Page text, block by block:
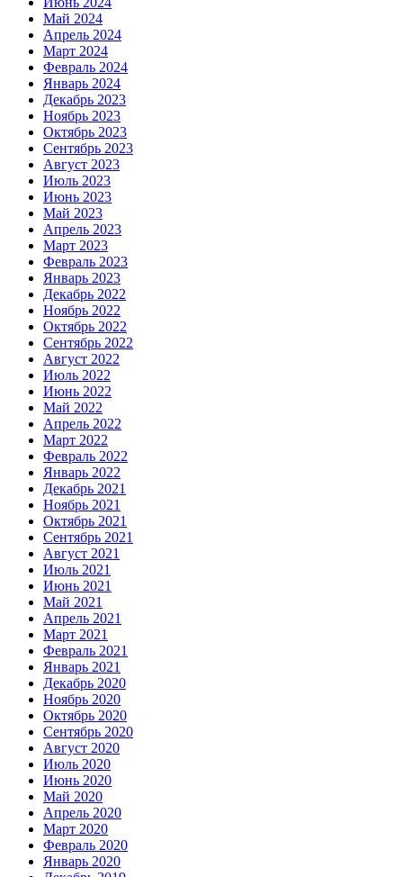
Май 2024
Апрель 2024
Март 2024
Февраль 2024
Январь 2024
Декабрь 2023
Ноябрь 2023
Октябрь 2023
Сентябрь 2023
Август 2023
Июль 2023
Июнь 2023
Май 2023
Апрель 2023
Март 2023
Февраль 2023
Январь 2023
Декабрь 2022
Ноябрь 2022
Октябрь 2022
Сентябрь 2022
Август 2022
Июль 2022
Июнь 2022
Май 2022
Апрель 2022
Март 2022
Февраль 2022
Январь 2022
Декабрь 2021
Ноябрь 2021
Октябрь 2021
Сентябрь 2021
Август 2021
Июль 2021
Июнь 2021
Май 2021
Апрель 2021
Март 2021
Февраль 2021
Январь 2021
Декабрь 2020
Ноябрь 2020
Октябрь 2020
Сентябрь 2020
Август 2020
Июль 2020
Июнь 2020
Май 2020
Апрель 2020
Март 2020
Февраль 2020
Январь 2020